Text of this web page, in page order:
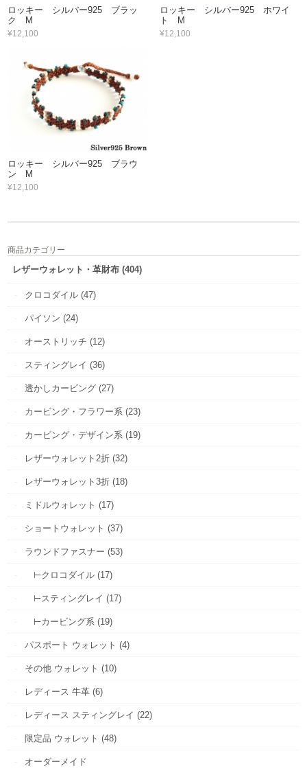
ロッキー シルバー925 ブラッ
ク M
¥12,100
ロッキー シルバー925 ホワイ
ト M
¥12,100
ロッキー シルバー925 ブラウ
ン M
¥12,100
商品カテゴリー
レザーウォレット・革財布 (404)
クロコダイル (47)
パイソン (24)
オーストリッチ (12)
スティングレイ (36)
透かしカービング (27)
カービング・フラワー系 (23)
カービング・デザイン系 (19)
レザーウォレット2折 (32)
レザーウォレット3折 (18)
ミドルウォレット (17)
ショートウォレット (37)
ラウンドファスナー (53)
⊢クロコダイル (17)
⊢スティングレイ (17)
⊢カービング系 (19)
パスポート ウォレット (4)
その他 ウォレット (10)
レディース 牛革 (6)
レディース スティングレイ (22)
限定品 ウォレット (48)
オーダーメイド